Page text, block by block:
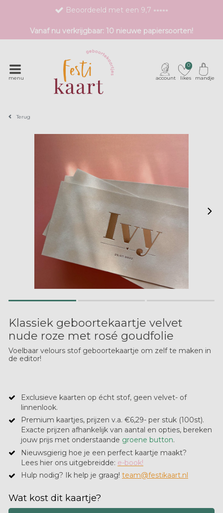
Beoordeeld met een 9,7 ⭒⭒⭒⭒⭒
Exclusieve geboortekaartjes met unieke druktechnieken
Vanaf nu verkrijgbaar: 10 nieuwe papiersoorten!
menu account likes
0
mandje
Terug
Klassiek geboortekaartje velvet
nude roze met rosé goudfolie
Voelbaar velours stof geboortekaartje om zelf te maken in
de editor!
Exclusieve kaarten op écht stof, geen velvet- of
linnenlook.
Premium kaartjes, prijzen v.a. €6,29- per stuk (100st).
Exacte prijzen afhankelijk van aantal en opties, bereken
jouw prijs met onderstaande groene button.
Nieuwsgierig hoe je een perfect kaartje maakt?
​Lees hier ons uitgebreidde: e-book!
Hulp nodig? Ik help je graag! team@festikaart.nl
Wat kost dit kaartje?